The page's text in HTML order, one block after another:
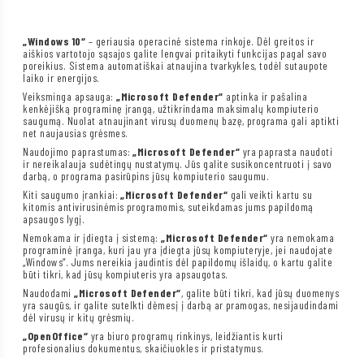
„Windows 10“ – geriausia operacinė sistema rinkoje. Dėl greitos ir
aiškios vartotojo sąsajos galite lengvai pritaikyti funkcijas pagal savo
poreikius. Sistema automatiškai atnaujina tvarkykles, todėl sutaupote
laiko ir energijos.
Veiksminga apsauga:„Microsoft Defender“ aptinka ir pašalina
kenkėjišką programinę įrangą, užtikrindama maksimalų kompiuterio
saugumą. Nuolat atnaujinant virusų duomenų bazę, programa gali aptikti
net naujausias grėsmes.
Naudojimo paprastumas:„Microsoft Defender“ yra paprasta naudoti
ir nereikalauja sudėtingų nustatymų. Jūs galite susikoncentruoti į savo
darbą, o programa pasirūpins jūsų kompiuterio saugumu.
Kiti saugumo įrankiai:„Microsoft Defender“ gali veikti kartu su
kitomis antivirusinėmis programomis, suteikdamas jums papildomą
apsaugos lygį.
Nemokama ir įdiegta į sistemą:„Microsoft Defender“ yra nemokama
programinė įranga, kuri jau yra įdiegta jūsų kompiuteryje, jei naudojate
„Windows“. Jums nereikia jaudintis dėl papildomų išlaidų, o kartu galite
būti tikri, kad jūsų kompiuteris yra apsaugotas.
Naudodami„Microsoft Defender“, galite būti tikri, kad jūsų duomenys
yra saugūs, ir galite sutelkti dėmesį į darbą ar pramogas, nesijaudindami
dėl virusų ir kitų grėsmių.
„OpenOffice“ yra biuro programų rinkinys, leidžiantis kurti
profesionalius dokumentus, skaičiuokles ir pristatymus.